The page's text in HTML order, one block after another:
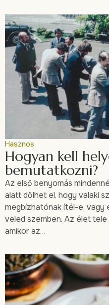
Hasznos
Hogyan kell
bemutatkozni?
Az első benyomás
alatt dőlhet el, hogy valaki
megbízhatónak ítél-e, vagy
veled szemben. Az élet
amikor az…